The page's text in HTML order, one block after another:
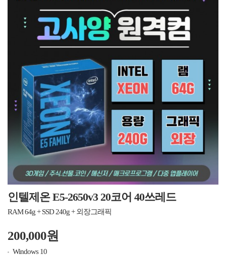
인텔제온 E5-2650v3 20코어 40쓰레드
RAM 64g + SSD 240g + 외장그래픽
200,000원
Windows 10